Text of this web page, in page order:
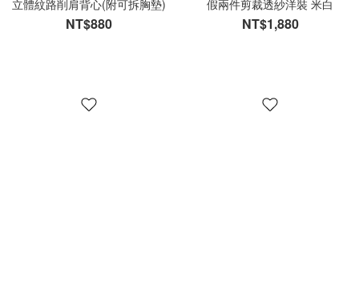
立體紋路削肩背心(附可拆胸墊)
NT$880
假兩件剪裁透紗洋裝 米白
NT$1,880